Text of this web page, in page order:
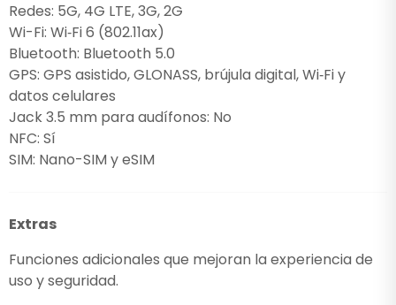
Redes: 5G, 4G LTE, 3G, 2G
Wi-Fi: Wi‑Fi 6 (802.11ax)
Bluetooth: Bluetooth 5.0
GPS: GPS asistido, GLONASS, brújula digital, Wi‑Fi y
datos celulares
Jack 3.5 mm para audífonos: No
NFC: Sí
SIM: Nano-SIM y eSIM
Extras
Funciones adicionales que mejoran la experiencia de
uso y seguridad.